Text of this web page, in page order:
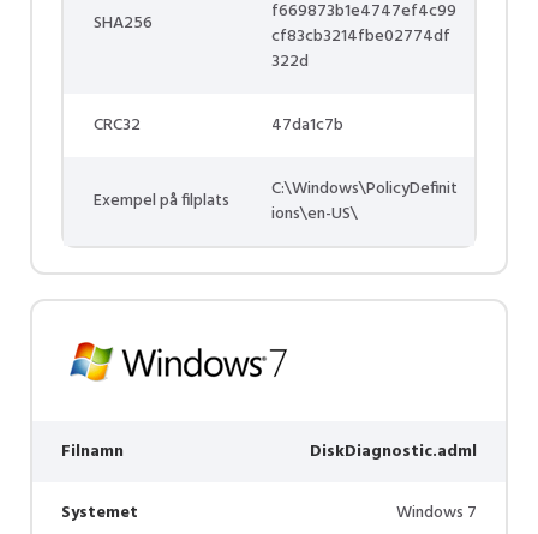
SHA256
f669873b1e4747ef4c99
cf83cb3214fbe02774df
322d
CRC32 47da1c7b
Exempel på filplats
C:\Windows\PolicyDefinit
ions\en-US\
Filnamn DiskDiagnostic.adml
Systemet Windows 7